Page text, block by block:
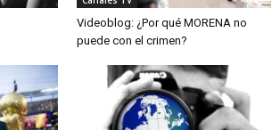
Videoblog: ¿Por qué MORENA no
puede con el crimen?